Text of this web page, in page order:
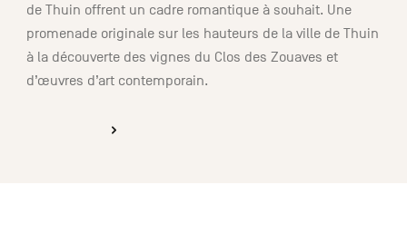
de Thuin offrent un cadre romantique à souhait. Une
promenade originale sur les hauteurs de la ville de Thuin
à la découverte des vignes du Clos des Zouaves et
d’œuvres d’art contemporain.